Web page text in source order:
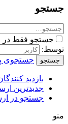
جستجو
جستجو فقط در
توسط:
جستجو جستجوی
بازدید
جدیدترین
جستجو در
منو